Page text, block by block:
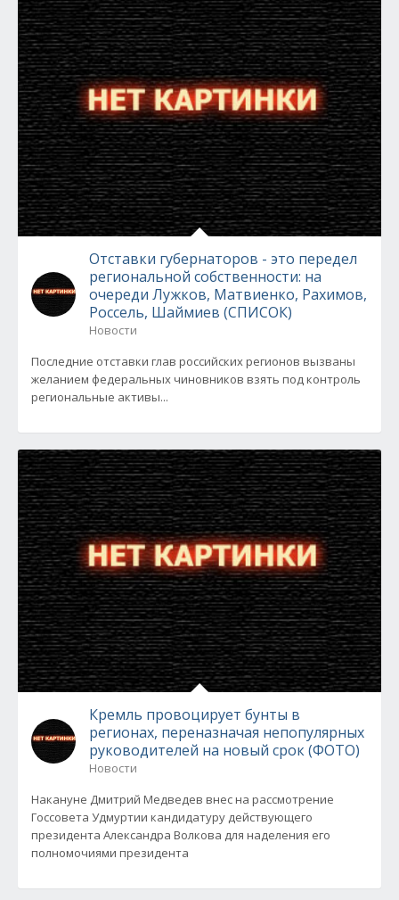
Отставки губернаторов - это передел
региональной собственности: на
очереди Лужков, Матвиенко, Рахимов,
Россель, Шаймиев (СПИСОК)
Новости
Последние отставки глав российских регионов вызваны
желанием федеральных чиновников взять под контроль
региональные активы...
Кремль провоцирует бунты в
регионах, переназначая непопулярных
руководителей на новый срок (ФОТО)
Новости
Накануне Дмитрий Медведев внес на рассмотрение
Госсовета Удмуртии кандидатуру действующего
президента Александра Волкова для наделения его
полномочиями президента